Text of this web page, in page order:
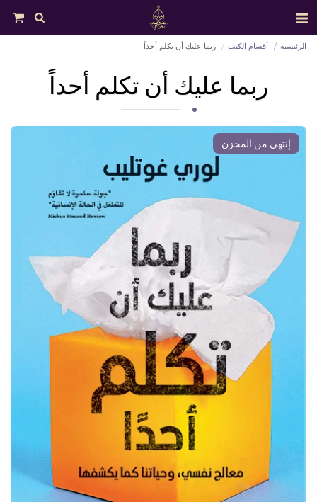
الرئيسية أقسام الكتب ربما عليك أن تكلم أحداً
ربما عليك أن تكلم أحداً
إنتهى من المخزن